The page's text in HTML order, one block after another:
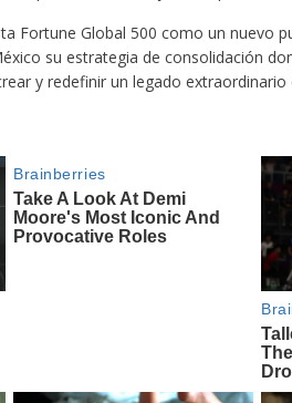
Fortune Global 500 como un nuevo
su estrategia de consolidación
y redefinir un legado